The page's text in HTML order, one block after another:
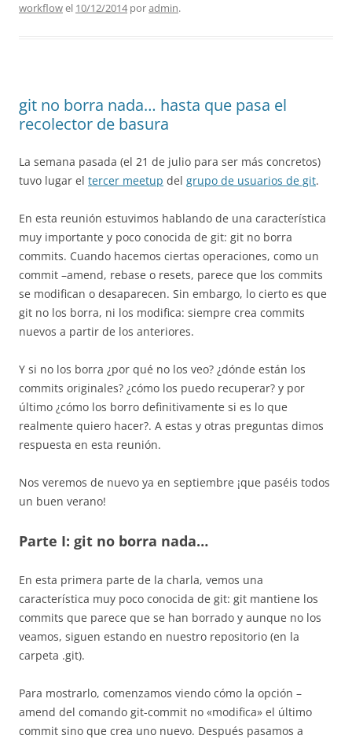
workflowel 10/12/2014poradmin.
git no borra nada… hasta que pasa el
recolector de basura
La semana pasada (el 21 de julio para ser más concretos)
tuvo lugar el tercer meetup del grupo de usuarios de git.
En esta reunión estuvimos hablando de una característica
muy importante y poco conocida de git: git no borra
commits. Cuando hacemos ciertas operaciones, como un
commit –amend, rebase o resets, parece que los commits
se modifican o desaparecen. Sin embargo, lo cierto es que
git no los borra, ni los modifica: siempre crea commits
nuevos a partir de los anteriores.
Y si no los borra ¿por qué no los veo? ¿dónde están los
commits originales? ¿cómo los puedo recuperar? y por
último ¿cómo los borro definitivamente si es lo que
realmente quiero hacer?. A estas y otras preguntas dimos
respuesta en esta reunión.
Nos veremos de nuevo ya en septiembre ¡que paséis todos
un buen verano!
Parte I: git no borra nada…
En esta primera parte de la charla, vemos una
característica muy poco conocida de git: git mantiene los
commits que parece que se han borrado y aunque no los
veamos, siguen estando en nuestro repositorio (en la
carpeta .git).
Para mostrarlo, comenzamos viendo cómo la opción –
amend del comando git-commit no «modifica» el último
commit sino que crea uno nuevo. Después pasamos a